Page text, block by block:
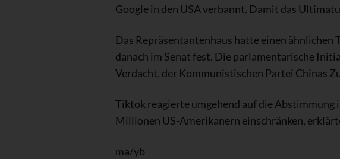
Google in den USA verbannt. Damit das
Das Repräsentantenhaus hatte einen
danach im Senat fest. Die parlamentarische
Verdacht, der Kommunistischen Partei Chinas
Tiktok reagierte umgehend auf die
Millionen US-Amerikanern einschränken,
ma/yb